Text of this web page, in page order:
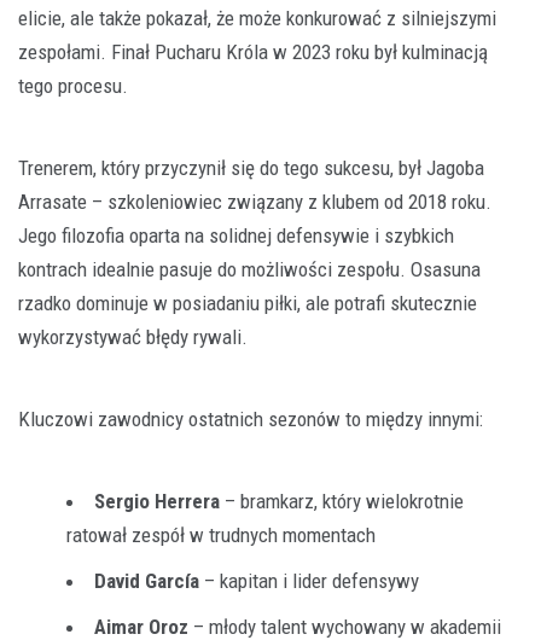
elicie, ale także pokazał, że może konkurować z silniejszymi
zespołami. Finał Pucharu Króla w 2023 roku był kulminacją
tego procesu.
Trenerem, który przyczynił się do tego sukcesu, był Jagoba
Arrasate – szkoleniowiec związany z klubem od 2018 roku.
Jego filozofia oparta na solidnej defensywie i szybkich
kontrach idealnie pasuje do możliwości zespołu. Osasuna
rzadko dominuje w posiadaniu piłki, ale potrafi skutecznie
wykorzystywać błędy rywali.
Kluczowi zawodnicy ostatnich sezonów to między innymi:
Sergio Herrera – bramkarz, który wielokrotnie
ratował zespół w trudnych momentach
David García – kapitan i lider defensywy
Aimar Oroz – młody talent wychowany w akademii